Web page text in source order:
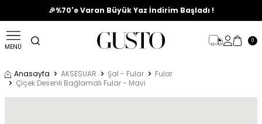
🎉%70'e Varan Büyük Yaz İndirim Başladı !
MENÜ
0
Anasayfa AKSESUAR Şal - Fular
Fular
Çiçek Desenli Bağlamalı Fular - Mavi